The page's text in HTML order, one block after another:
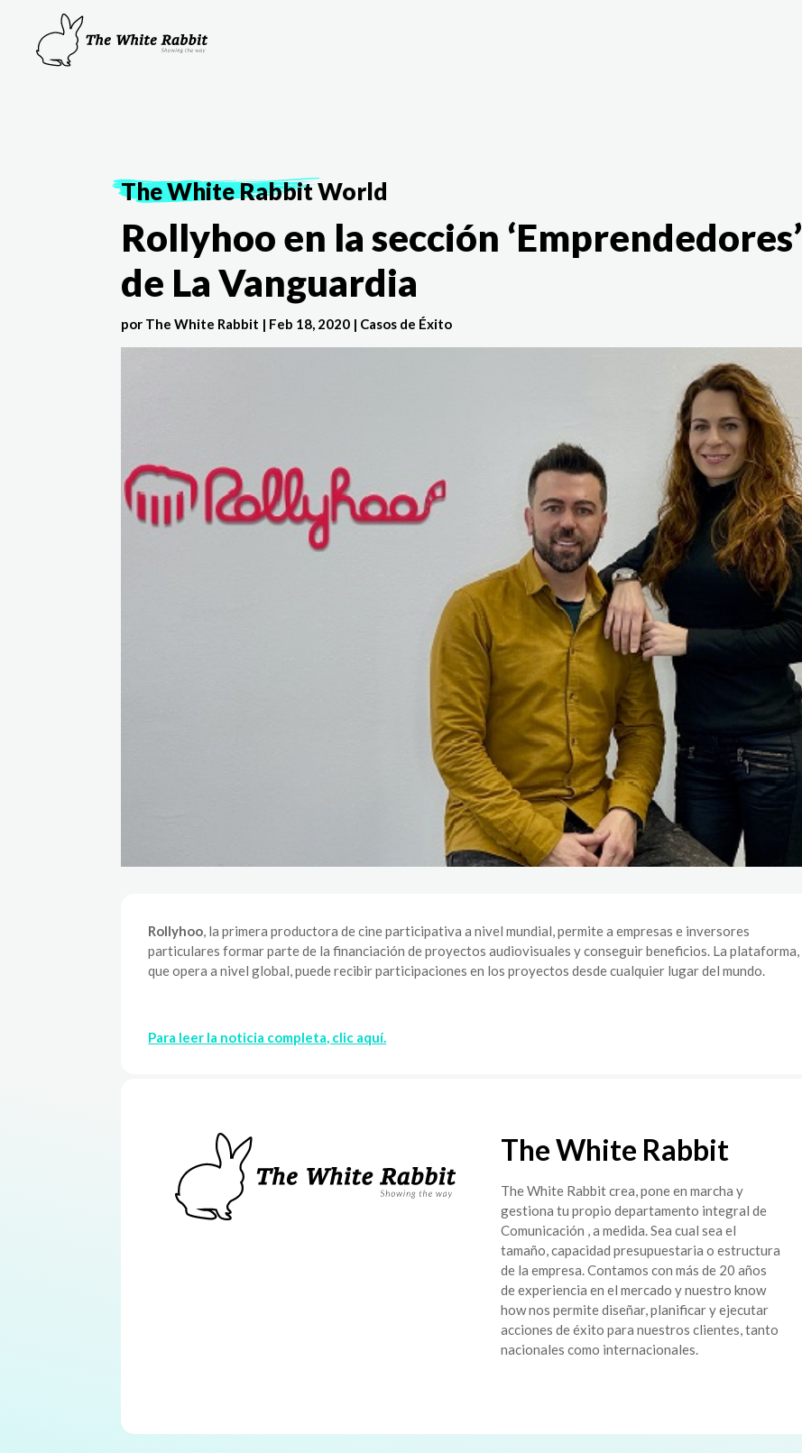
The White RabbitWorld
Rollyhoo en la sección ‘Emprendedores’
de La Vanguardia
por The White Rabbit | Feb 18, 2020 | Casos de Éxito
Rollyhoo, la primera productora de cine participativa a nivel mundial, permite a empresas e inversores
particulares formar parte de la financiación de proyectos audiovisuales y conseguir beneficios. La plataforma,
que opera a nivel global, puede recibir participaciones en los proyectos desde cualquier lugar del mundo.
Para leer la noticia completa, clic aquí.
The White Rabbit
The White Rabbit crea, pone en marcha y
gestiona tu propio departamento integral de
Comunicación , a medida. Sea cual sea el
tamaño, capacidad presupuestaria o estructura
de la empresa. Contamos con más de 20 años
de experiencia en el mercado y nuestro know
how nos permite diseñar, planificar y ejecutar
acciones de éxito para nuestros clientes, tanto
nacionales como internacionales.